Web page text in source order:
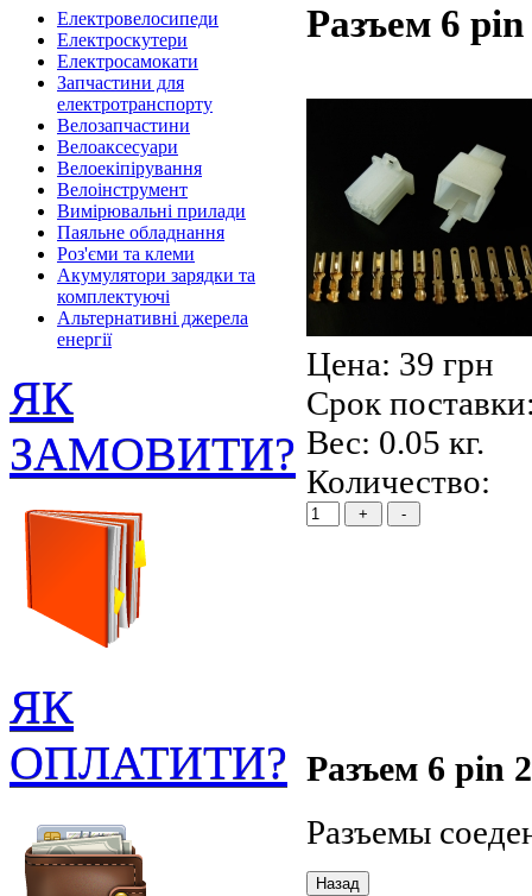
Разъем 6 pin
Цена: 39 грн
Срок
Вес: 0.05 кг.
Количество:
Разъем 6 pin
Разъемы
Електровелосипеди
Електроскутери
Електросамокати
Запчастини для
електротранспорту
Велозапчастини
Велоаксесуари
Велоекіпірування
Велоінструмент
Вимірювальні прилади
Паяльне обладнання
Роз'єми та клеми
Акумулятори зарядки та
комплектуючі
Альтернативні джерела
енергії
ЯК
ЗАМОВИТИ?
ЯК
ОПЛАТИТИ?